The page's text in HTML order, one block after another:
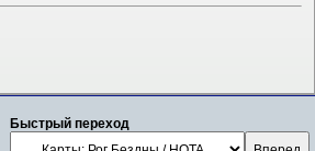
Быстрый переход